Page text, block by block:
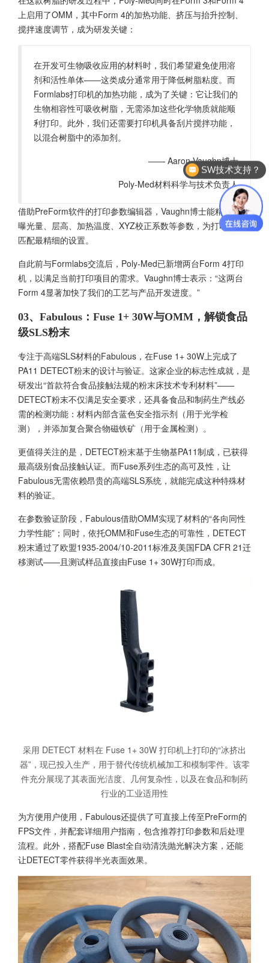
上启用了OMM，其中Form 4的加热功能、挤压与抬升控制、
搅拌速度调节，成为研发关键：
在开发可生物吸收应用的材料时，我们希望避免使用溶
剂和活性单体——这类成分通常用于降低树脂粘度。而
Formlabs打印机的加热功能，成为了关键：它让我们的
生物相容性可吸收树脂，无需添加这些化学物质就能顺
利打印。此外，我们还需要打印机具备刮片搅拌功能，
以混合树脂中的添加剂。
—— Aaron Vaughn博士
Poly-Med材料科学与技术负责人
借助PreForm软件的打印参数编辑器，Vaughn博士能精准控制
曝光量、层高、加热温度、XYZ校正系数等参数，为打印需求
匹配最精细的设置。
自此前与Formlabs交流后，Poly-Med已新增两台Form 4打印
机，以满足当前打印项目的需求。Vaughn博士表示：“这两台
Form 4显著加快了我们的工艺与产品开发进度。”
03、Fabulous：Fuse 1+ 30W与OMM，解锁食品
级SLS粉末
专注于高端SLS材料的Fabulous，在Fuse 1+ 30W上完成了
PA11 DETECT粉末的设计与验证。这家企业的标志性成就，是
研发出“首款符合食品接触法规的粉末床技术专利材料”——
DETECT粉末不仅满足安全要求，还具备食品和制药生产线必
需的检测功能：材料内部含蓝色安全指示剂（用于光学检
测），并添加复合聚合物磁铁矿（用于金属检测）。
更值得关注的是，DETECT粉末基于生物基PA11制成，已获得
最高级别食品接触认证。而Fuse系列生态的高可及性，让
Fabulous无需依赖昂贵的高端SLS系统，就能完成这种特殊材
料的验证。
在参数验证阶段，Fabulous借助OMM实现了材料的“各向同性
力学性能”；同时，依托OMM和Fuse生态的可靠性，DETECT
粉末通过了欧盟1935-2004/10-2011标准及美国FDA CFR 21迁
移测试——且测试样品直接由Fuse 1+ 30W打印而成。
采用 DETECT 材料在 Fuse 1+ 30W 打印机上打印的“冰挤出
器”，现已投入生产，用于替代传统机械加工和模制零件。该零
件充分展现了其表面光洁度、几何复杂性，以及在食品和制药
行业的工业适用性
为方便用户使用，Fabulous还提供了可直接上传至PreForm的
FPS文件，并配套详细用户指南，包含推荐打印参数和后处理
流程。此外，搭配Fuse Blast全自动清洗抛光解决方案，还能
让DETECT零件获得半光表面效果。
SW技术支持？